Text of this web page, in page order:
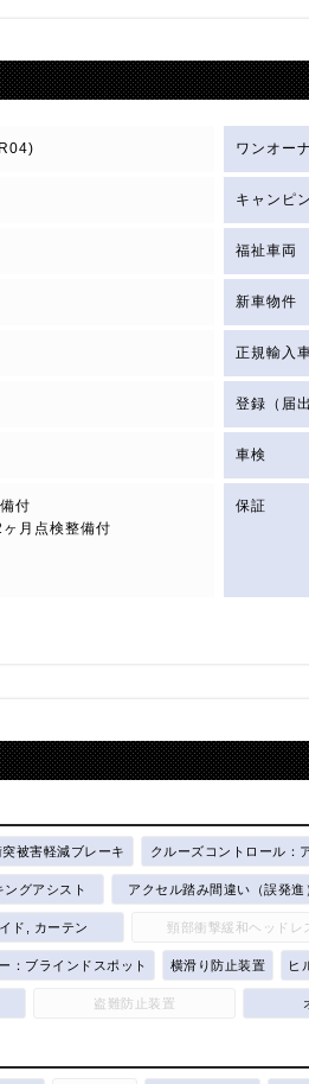
ワンオー
キャンピ
福祉車両
新車物件
正規輸入
登録（届
車検
付
月点検整備付
保証
突被害軽減ブレーキ クルーズコントロール：
ングアシスト アクセル踏み間違い（誤発進
ド, カーテン 頸部衝撃緩和ヘッドレ
：ブラインドスポット 横滑り防止装置 ヒ
盗難防止装置